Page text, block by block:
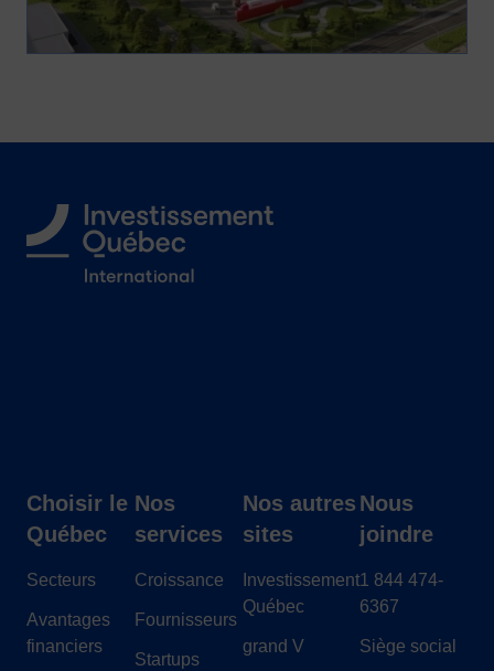
Choisir le
Québec
Secteurs
Avantages
financiers
Nos
services
Croissance
Fournisseurs
Startups
Nos autres
sites
Investissement
Québec
grand V
Nous
joindre
1 844 474-
6367
Siège social